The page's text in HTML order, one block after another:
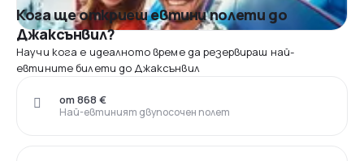
Кога ще откриеш евтини полети до
Джаксънвил?
Научи кога е идеалното време да резервираш най-
евтините билети до Джаксънвил
Най-евтиният двупосочен полет
от 868 €